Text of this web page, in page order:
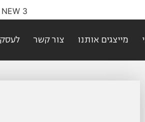
מייצגים אותנו צור קשר